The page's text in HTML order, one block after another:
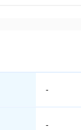
-
-